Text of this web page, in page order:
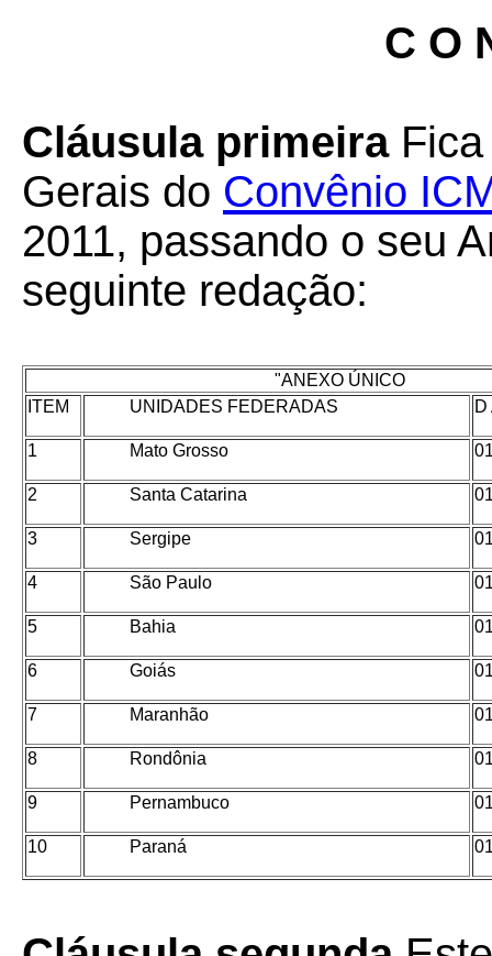
C O
Cláusula primeiraFica
Gerais do Convênio
2011, passando o seu
seguinte redação:
"ANEXO ÚNICO
ITEM
UNIDADES FEDERADAS D
1 Mato Grosso
2 Santa Catarina
3 Sergipe
4 São Paulo
5 Bahia
6 Goiás
7 Maranhão
8 Rondônia
9 Pernambuco
10 Paraná